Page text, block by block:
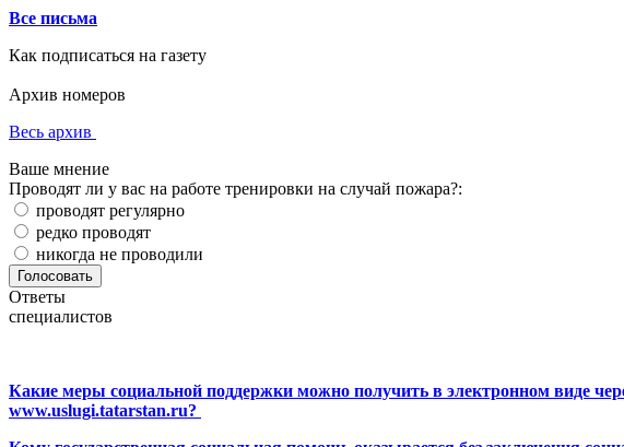
Все письма
Как подписаться на газету
Архив номеров
Весь архив
Ваше мнение
Проводят ли у вас на работе тренировки на случай пожара?:
проводят регулярно
редко проводят
никогда не проводили
Ответы
специалистов
Какие меры социальной поддержки можно получить в электронном виде
www.uslugi.tatarstan.ru?